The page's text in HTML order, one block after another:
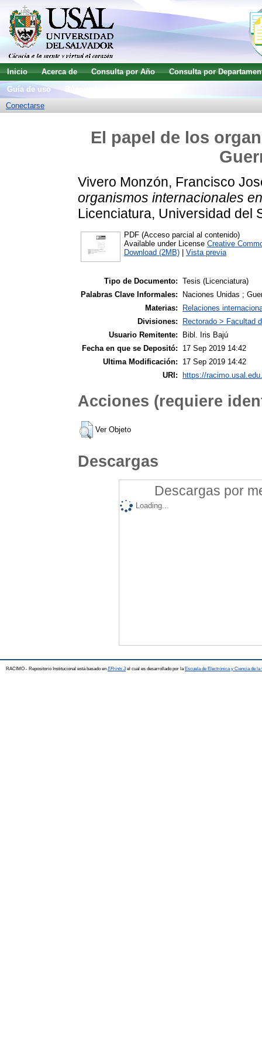
Inicio Acerca de Consulta por Año
Consulta por
Guía de uso
Conectarse
El papel de los
Vivero Monzón, Francisco
organismos internacionales
Licenciatura, Universidad del
PDF (Acceso parcial al contenido)
Available under License Creative
Download (2MB)
Vista previa
Tipo de Documento: Tesis (Licenciatura)
Palabras Clave Informales:
Naciones Unidas ;
Materias:
Relaciones
Divisiones:
Rectorado > Facultad
Usuario Remitente:
Bibl. Iris Bajú
Fecha en que se Depositó:
17 Sep 2019 14:42
Ultima Modificación:
17 Sep 2019 14:42
URI:
https://
Acciones (requiere
Ver Objeto
Descargas
Descargas por
Loading...
RACIMO - Repositorio Institucional está basado en EPrints 3el cual es desarrollado por la Escuela de Electrónica y Ciencia de la